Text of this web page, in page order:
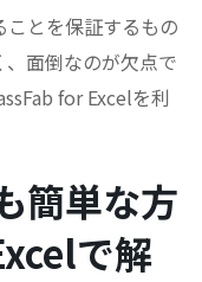
とを保証するもの
面倒なのが欠点で
for Excelを利
簡単な方
で解